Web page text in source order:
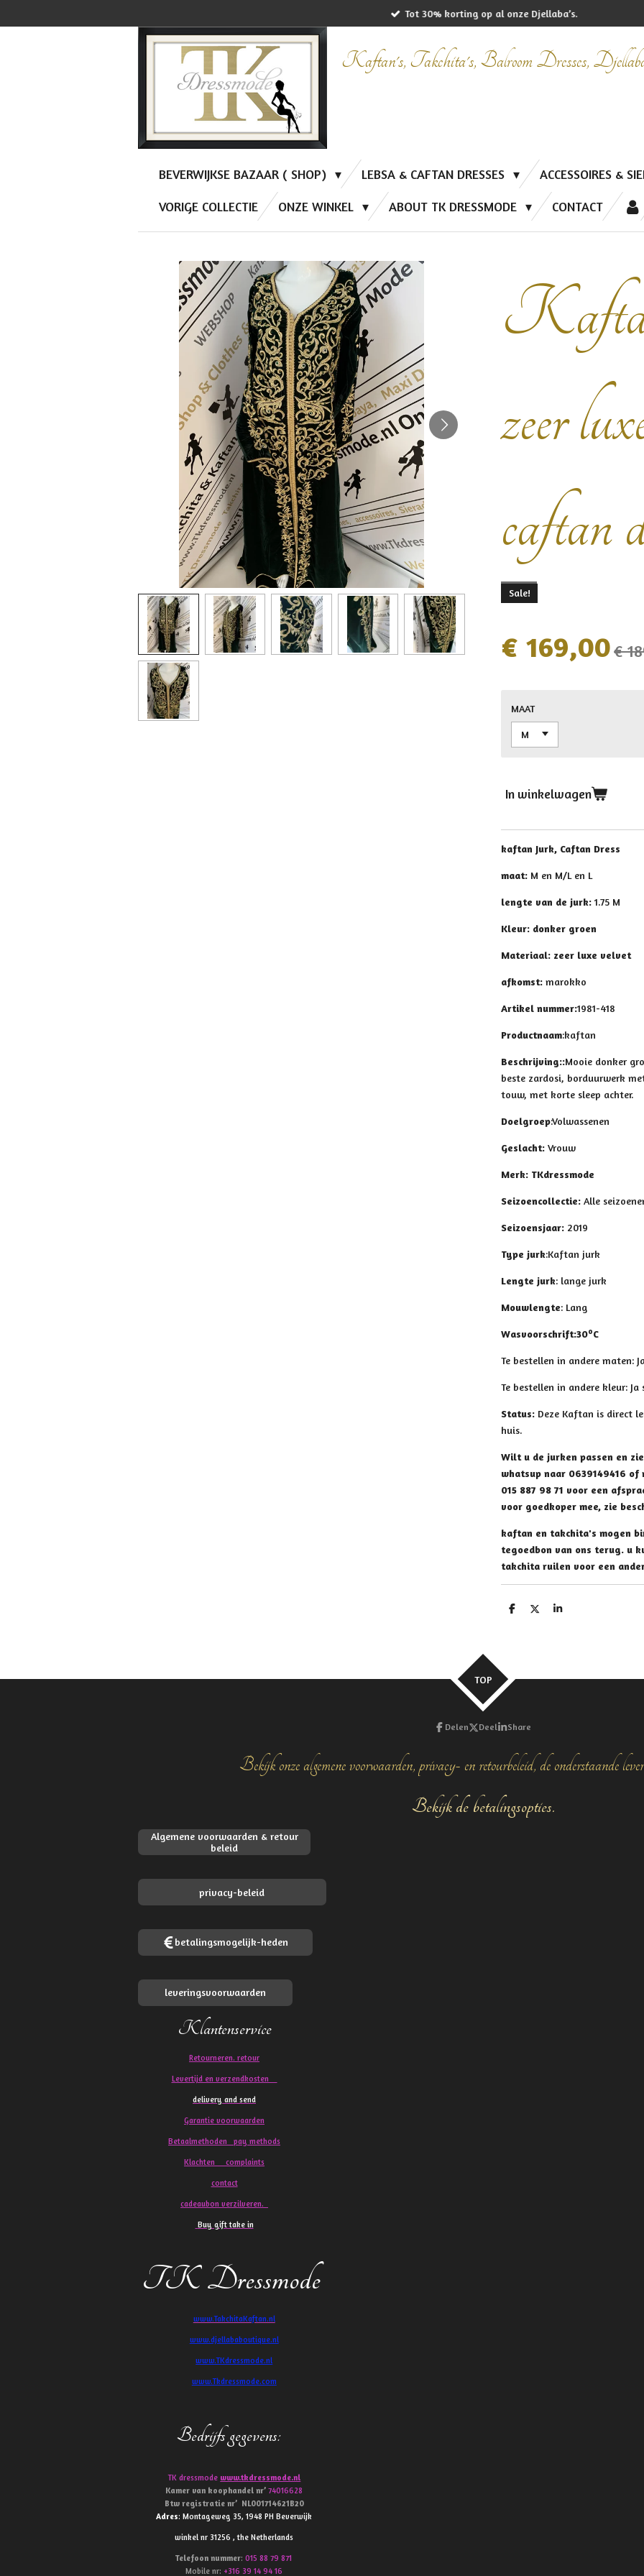
Tot 30% korting op al onze Djellaba’s.
Kaftan's, Takchita's, Balroom Dresses,
BEVERWIJKSE BAZAAR ( SHOP) LEBSA & CAFTAN DRESSES ACCESSOIRES &
VORIGE COLLECTIE ONZE WINKEL ABOUT TK DRESSMODE CONTACT
zeer
caftan
Sale!
€ 169,00€
MAAT
In winkelwagen
kaftan Jurk, Caftan Dress
maat: M en M/L en L
lengte van de jurk: 1.75 M
Kleur: donker groen
Materiaal: zeer luxe velvet
afkomst: marokko
Artikel nummer:1981-418
Productnaam:kaftan
Beschrijving::Mooie donker
beste zardosi, borduurwerk
touw, met korte sleep achter.
Doelgroep:Volwassenen
Geslacht: Vrouw
Merk: TKdressmode
Seizoencollectie: Alle
Seizoensjaar: 2019
Type jurk:Kaftan jurk
Lengte jurk: lange jurk
Mouwlengte: Lang
Wasvoorschrift:30oC
Te bestellen in andere maten:
Te bestellen in andere kleur:
Status: Deze Kaftan is direct
huis.
Wilt u de jurken passen en
whatsup naar 0639149416 of
015 887 98 71 voor een
voor goedkoper mee, zie
kaftan en takchita's mogen
tegoedbon van ons terug. u
takchita ruilen voor een
D
D
S
TOP
Delen Deel Share
Bekijk onze algemene voorwaarden, privacy- en retourbeleid, de onderstaande
Bekijk de betalingsopties.
Algemene voorwaarden & retour
beleid
privacy-beleid
betalingsmogelijk-heden
leveringsvoorwaarden
Klantenservice
Retourneren. retour
Levertijd en verzendkosten
delivery and send
Garantie voorwaarden
Betaalmethoden pay methods
Klachten complaints
contact
cadeaubon verzilveren.
Buy gift take in
TK Dressmode
www.TakchitaKaftan.nl
www.djellababoutique.nl
www.TKdressmode.nl
www.Tkdressmode.com
Bedrijfs gegevens:
TK dressmode www.tkdressmode.nl
Kamer van koophandelnr’ 74016628
Btw registratie nr’ NL001714621B20
Adres: Montageweg 35, 1948 PH Beverwijk
winkel nr 31256 , the Netherlands
Telefoon nummer: 015 88 79 871
Mobile nr: +316 39 14 94 16